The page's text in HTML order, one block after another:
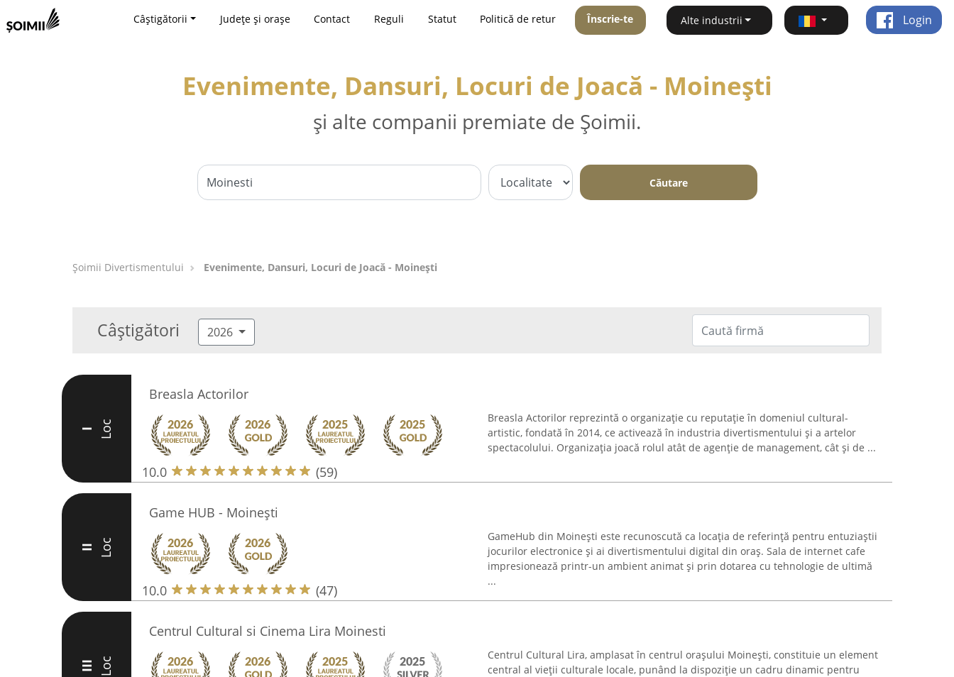
Câștigătorii Județe și orașe Contact Reguli Statut Politică de retur Înscrie-te Alte industrii Login
Evenimente, Dansuri, Locuri de Joacă - Moineşti
și alte companii premiate de Șoimii.
Căutare
Şoimii Divertismentului Evenimente, Dansuri, Locuri de Joacă - Moineşti
Câștigători 2026
I Loc
Breasla Actorilor
10.0 (59)
Breasla Actorilor reprezintă o organizație cu reputație în domeniul cultural-
artistic, fondată în 2014, ce activează în industria divertismentului și a artelor
spectacolului. Organizația joacă rolul atât de agenție de management, cât și de ...
II Loc
Game HUB - Moinești
10.0 (47)
GameHub din Moinești este recunoscută ca locația de referință pentru entuziaștii
jocurilor electronice și ai divertismentului digital din oraș. Sala de internet cafe
impresionează printr-un ambient animat și prin dotarea cu tehnologie de ultimă
...
III Loc
Centrul Cultural si Cinema Lira Moinesti
Centrul Cultural Lira, amplasat în centrul orașului Moinești, constituie un element
central al vieții culturale locale, punând la dispoziție un cadru dinamic pentru